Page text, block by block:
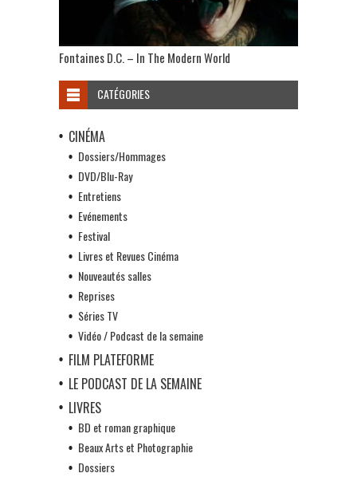
Fontaines D.C. – In The Modern World
CATÉGORIES
CINÉMA
Dossiers/Hommages
DVD/Blu-Ray
Entretiens
Evénements
Festival
Livres et Revues Cinéma
Nouveautés salles
Reprises
Séries TV
Vidéo / Podcast de la semaine
FILM PLATEFORME
LE PODCAST DE LA SEMAINE
LIVRES
BD et roman graphique
Beaux Arts et Photographie
Dossiers